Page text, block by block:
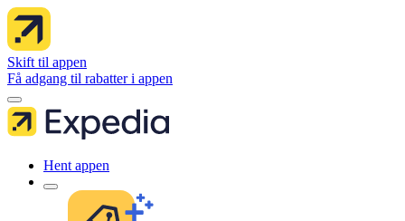
Skift til appen
Få adgang til rabatter i appen
Hent appen